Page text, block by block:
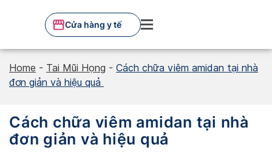
Cửa hàng y tế
Home - Tai Mũi Họng - Cách chữa viêm amidan tại nhà
đơn giản và hiệu quả
Cách chữa viêm amidan tại nhà
đơn giản và hiệu quả